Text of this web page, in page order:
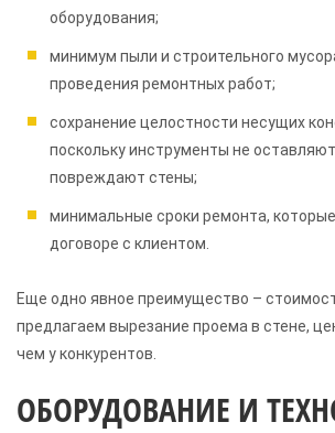
оборудования;
минимум пыли и строительного
проведения ремонтных работ;
сохранение целостности несущих
поскольку инструменты не
повреждают стены;
минимальные сроки ремонта,
договоре с клиентом.
Еще одно явное преимущество –
предлагаем вырезание проема в стене,
чем у конкурентов.
ОБОРУДОВАНИЕ И